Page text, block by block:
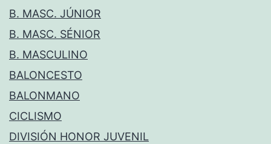
B. MASC. JÚNIOR
B. MASC. SÉNIOR
B. MASCULINO
BALONCESTO
BALONMANO
CICLISMO
DIVISIÓN HONOR JUVENIL